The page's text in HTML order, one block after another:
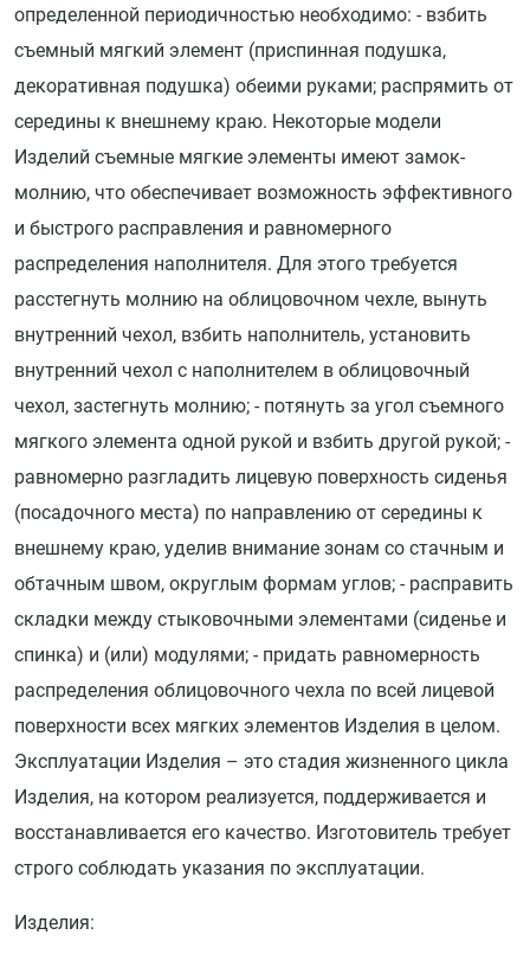
определенной периодичностью необходимо: - взбить
съемный мягкий элемент (приспинная подушка,
декоративная подушка) обеими руками; распрямить от
середины к внешнему краю. Некоторые модели
Изделий съемные мягкие элементы имеют замок-
молнию, что обеспечивает возможность эффективного
и быстрого расправления и равномерного
распределения наполнителя. Для этого требуется
расстегнуть молнию на облицовочном чехле, вынуть
внутренний чехол, взбить наполнитель, установить
внутренний чехол с наполнителем в облицовочный
чехол, застегнуть молнию; - потянуть за угол съемного
мягкого элемента одной рукой и взбить другой рукой; -
равномерно разгладить лицевую поверхность сиденья
(посадочного места) по направлению от середины к
внешнему краю, уделив внимание зонам со стачным и
обтачным швом, округлым формам углов; - расправить
складки между стыковочными элементами (сиденье и
спинка) и (или) модулями; - придать равномерность
распределения облицовочного чехла по всей лицевой
поверхности всех мягких элементов Изделия в целом.
Эксплуатации Изделия – это стадия жизненного цикла
Изделия, на котором реализуется, поддерживается и
восстанавливается его качество. Изготовитель требует
строго соблюдать указания по эксплуатации.
Изделия: